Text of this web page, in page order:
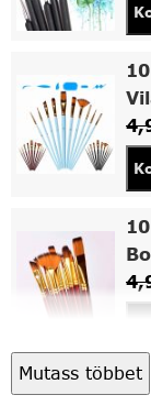
Mutass többet